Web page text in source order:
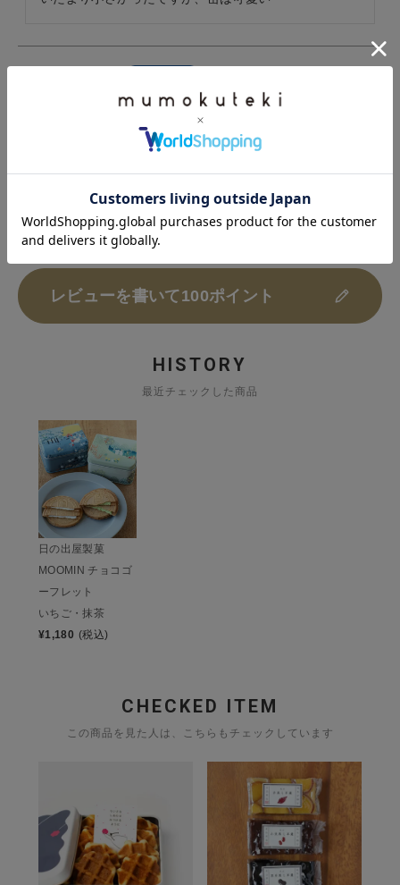
2025/11/23
ムーミン缶がかわいくて購入しました。
とても喜んでいただきました。
すべてのレビューを見る
レビューを書いて100ポイント
HISTORY
最近チェックした商品
日の出屋製菓
MOOMIN チョコゴ
ーフレット
いちご・抹茶
¥1,180 (税込)
CHECKED ITEM
この商品を見た人は、こちらもチェックしています